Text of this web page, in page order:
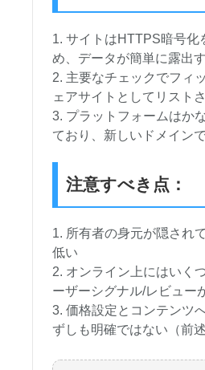
サイトはHTTPS暗号化
め、データが簡単に露出
主要なチェックでフィ
ェアサイトとしてリスト
プラットフォームはか
ており、新しいドメイン
注意すべき点：
所有者の身元が隠され
低い
オンライン上にはいく
ーザーシグナル/レビュー
価格設定とコンテンツ
ずしも明確ではない（前述